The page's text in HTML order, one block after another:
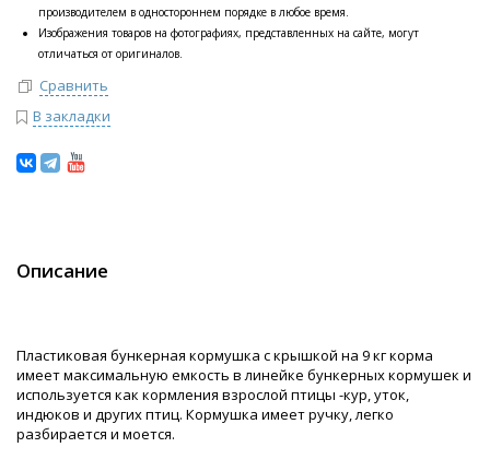
производителем в одностороннем порядке в любое время.
Изображения товаров на фотографиях, представленных на сайте, могут
отличаться от оригиналов.
Сравнить
В закладки
Описание
Пластиковая бункерная кормушка с крышкой на 9 кг корма
имеет максимальную емкость в линейке бункерных кормушек и
используется как кормления взрослой птицы -кур, уток,
индюков и других птиц. Кормушка имеет ручку, легко
разбирается и моется.